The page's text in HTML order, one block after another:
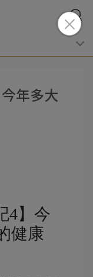
年多大
4】今
健康